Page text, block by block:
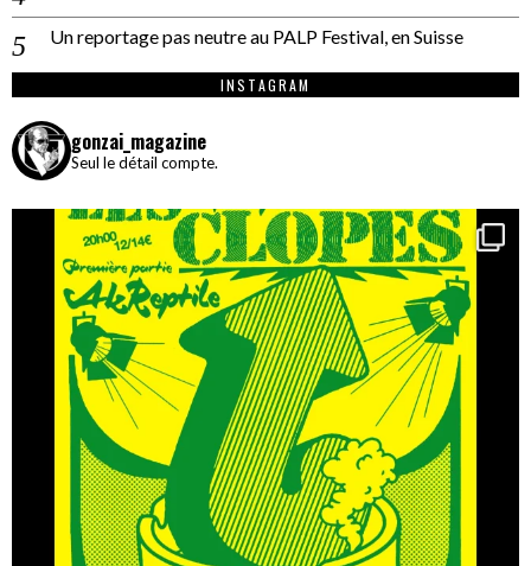
Un reportage pas neutre au PALP Festival, en Suisse
INSTAGRAM
gonzai_magazine
Seul le détail compte.